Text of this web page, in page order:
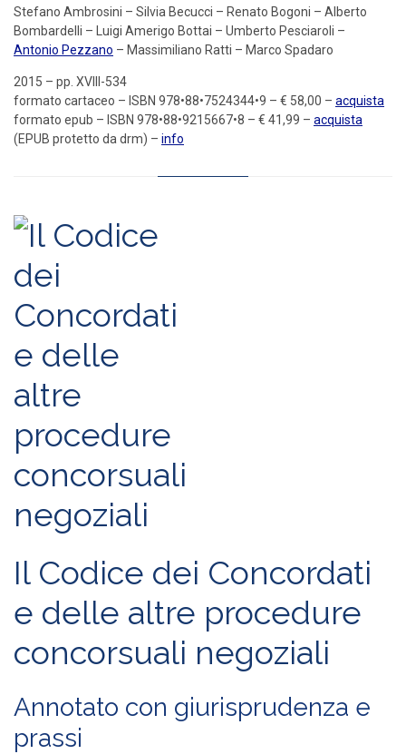
Stefano Ambrosini – Silvia Becucci – Renato Bogoni – Alberto
Bombardelli – Luigi Amerigo Bottai – Umberto Pesciaroli –
Antonio Pezzano – Massimiliano Ratti – Marco Spadaro
2015 – pp. XVIII-534
formato cartaceo – ISBN 978•88•7524344•9 – € 58,00 – acquista
formato epub – ISBN 978•88•9215667•8 – € 41,99 – acquista
(EPUB protetto da drm) – info
Il Codice dei Concordati
e delle altre procedure
concorsuali negoziali
Annotato con giurisprudenza e
prassi